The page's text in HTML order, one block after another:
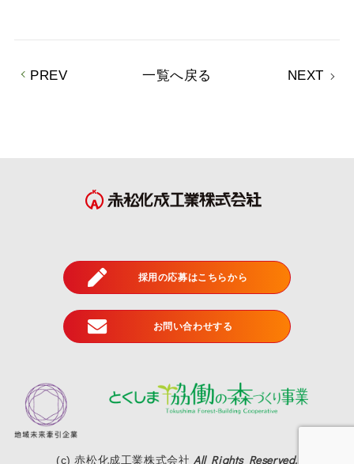
PREV 一覧へ戻る NEXT
採用の応募はこちらから
お問い合わせする
(c) 赤松化成工業株式会社 All Rights Reserved.